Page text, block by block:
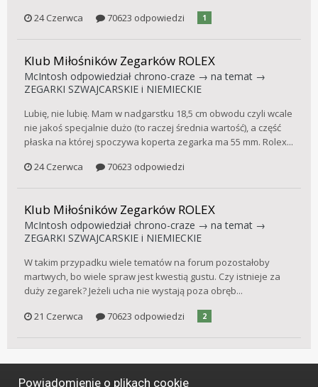
24 Czerwca
70623 odpowiedzi 1
Klub Miłośników Zegarków ROLEX
McIntosh odpowiedział chrono-craze → na temat →
ZEGARKI SZWAJCARSKIE i NIEMIECKIE
Lubię, nie lubię. Mam w nadgarstku 18,5 cm obwodu czyli wcale
nie jakoś specjalnie dużo (to raczej średnia wartość), a część
płaska na której spoczywa koperta zegarka ma 55 mm. Rolex...
24 Czerwca
70623 odpowiedzi
Klub Miłośników Zegarków ROLEX
McIntosh odpowiedział chrono-craze → na temat →
ZEGARKI SZWAJCARSKIE i NIEMIECKIE
W takim przypadku wiele tematów na forum pozostałoby
martwych, bo wiele spraw jest kwestią gustu. Czy istnieje za
duży zegarek? Jeżeli ucha nie wystają poza obręb...
21 Czerwca
70623 odpowiedzi 2
Powiadomienie o plikach cookie